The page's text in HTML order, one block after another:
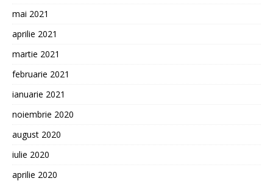
mai 2021
aprilie 2021
martie 2021
februarie 2021
ianuarie 2021
noiembrie 2020
august 2020
iulie 2020
aprilie 2020